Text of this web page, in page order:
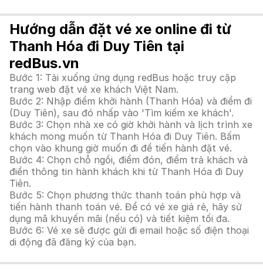
Hướng dẫn đặt vé xe online đi từ
Thanh Hóa đi Duy Tiên tại
redBus.vn
Bước 1: Tải xuống ứng dụng redBus hoặc truy cập
trang web đặt vé xe khách Việt Nam.
Bước 2: Nhập điểm khởi hành (Thanh Hóa) và điểm đi
(Duy Tiên), sau đó nhấp vào 'Tìm kiếm xe khách'.
Bước 3: Chọn nhà xe có giờ khởi hành và lịch trình xe
khách mong muốn từ Thanh Hóa đi Duy Tiên. Bấm
chọn vào khung giờ muốn đi để tiến hành đặt vé.
Bước 4: Chọn chỗ ngồi, điểm đón, điểm trả khách và
điền thông tin hành khách khi từ Thanh Hóa đi Duy
Tiên.
Bước 5: Chọn phương thức thanh toán phù hợp và
tiến hành thanh toán vé. Để có vé xe giá rẻ, hãy sử
dụng mã khuyến mãi (nếu có) và tiết kiệm tối đa.
Bước 6: Vé xe sẽ được gửi đi email hoặc số điện thoại
di động đã đăng ký của bạn.